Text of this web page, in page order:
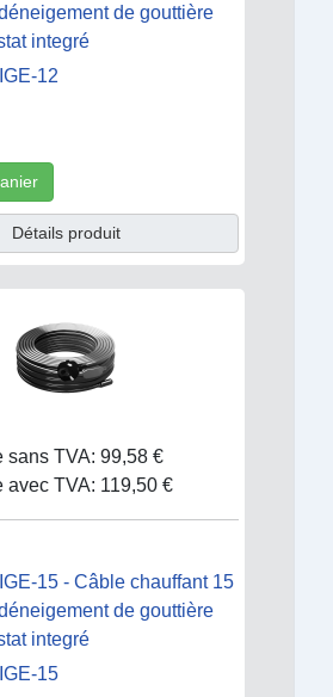
de gouttière
integré
12
Détails produit
sans TVA: 99,58 €
avec TVA: 119,50 €
15 - Câble chauffant 15
de gouttière
integré
15